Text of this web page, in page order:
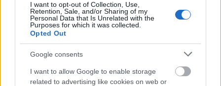
I want to opt-out of Collection, Use,
Retention, Sale, and/or Sharing of my
Personal Data that Is Unrelated with the
Purposes for which it was collected.
Opted Out
Google consents
I want to allow Google to enable storage
related to advertising like cookies on web or
fogyasztáscsökkentésből